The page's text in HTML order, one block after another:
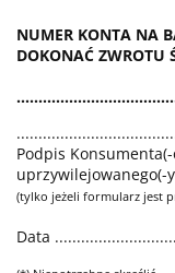
NUMER KONTA NA
DOKONAĆ ZWROTU
Podpis
uprzywilejowanego(-
(tylko jeżeli formularz jest
Data